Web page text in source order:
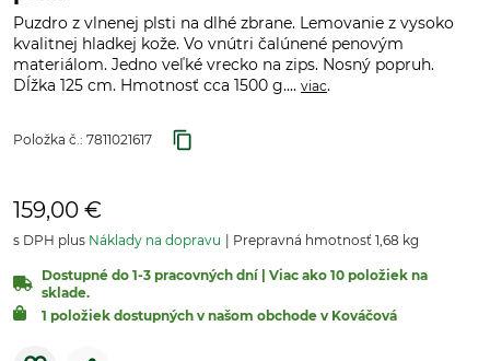
Puzdro z vlnenej plsti na dlhé zbrane. Lemovanie z vysoko
kvalitnej hladkej kože. Vo vnútri čalúnené penovým
materiálom. Jedno veľké vrecko na zips. Nosný popruh.
Dĺžka 125 cm. Hmotnosť cca 1500 g.... viac.
Položka č.: 7811021617
159,00 €
s DPH plus Náklady na dopravu Prepravná hmotnosť 1,68 kg
Dostupné do 1-3 pracovných dní | Viac ako 10 položiek na
sklade.
1 položiek dostupných v našom obchode v Kováčová